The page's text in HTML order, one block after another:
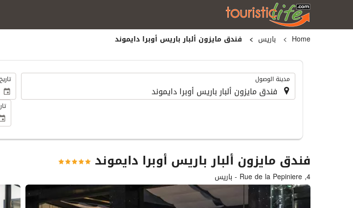
Home
باريس فندق مايزون ألبار باريس أوبرا دايموند
. مدينة الوصول .
فندق مايزون ألبار باريس أوبرا دايموند
4, Rue de la Pepiniere - باريس